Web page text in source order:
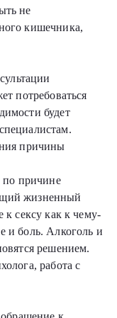
не
кишечника,
потребоваться
будет
причины
по причине
жизненный
к сексу как к чему-
и боль. Алкоголь и
решением.
работа с